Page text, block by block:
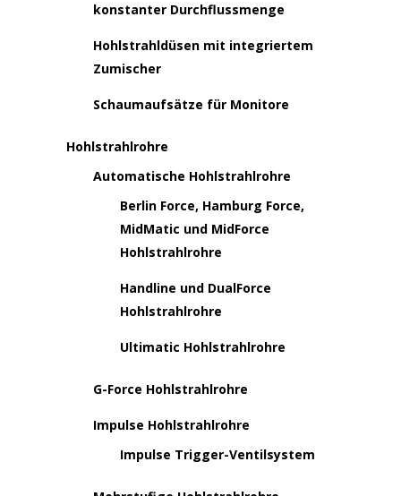
konstanter Durchflussmenge
Hohlstrahldüsen mit integriertem
Zumischer
Schaumaufsätze für Monitore
Hohlstrahlrohre
Automatische Hohlstrahlrohre
Berlin Force, Hamburg Force,
MidMatic und MidForce
Hohlstrahlrohre
Handline und DualForce
Hohlstrahlrohre
Ultimatic Hohlstrahlrohre
G-Force Hohlstrahlrohre
Impulse Hohlstrahlrohre
Impulse Trigger-Ventilsystem